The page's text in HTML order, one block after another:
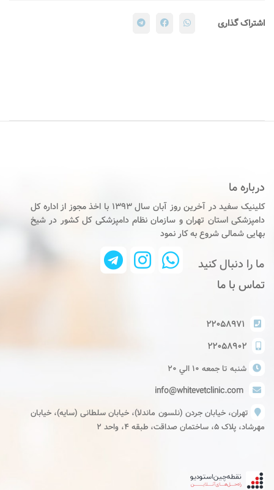
اشتراک گذاری
درباره ما
کلینیک سفید در آخرین روز آبان سال ۱۳۹۳ با اخذ مجوز از اداره کل
دامپزشکی استان تهران و سازمان نظام دامپزشکی کل کشور در شیخ
بهایی شمالی شروع به کار نمود
ما را دنبال کنید
تماس با ما
۲۲۰۵۸۹۷۱
۲۲۰۵۸۹۰۲
شنبه تا جمعه ١٠ الي ٢٠
info@whitevetclinic.com
تهران، خیابان جردن (نلسون ماندلا)، خیابان سلطانی (سایه)، خیابان
مهرشاد، پلاک ۵، ساختمان صداقت، طبقه ۴، واحد ۲